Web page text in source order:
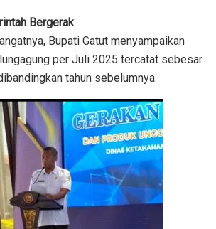
Bergerak
Bupati Gatut menyampaikan
per Juli 2025 tercatat sebesar
tahun sebelumnya.